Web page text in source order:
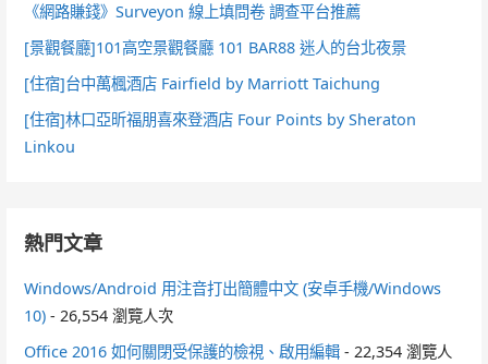
《網路賺錢》Surveyon 線上填問卷 調查平台推薦
[景觀餐廳]101高空景觀餐廳 101 BAR88 迷人的台北夜景
[住宿]台中萬楓酒店 Fairfield by Marriott Taichung
[住宿]林口亞昕福朋喜來登酒店 Four Points by Sheraton
Linkou
熱門文章
Windows/Android 用注音打出簡體中文 (安卓手機/Windows
10) - 26,554 瀏覽人次
Office 2016 如何關閉受保護的檢視、啟用編輯 - 22,354 瀏覽人